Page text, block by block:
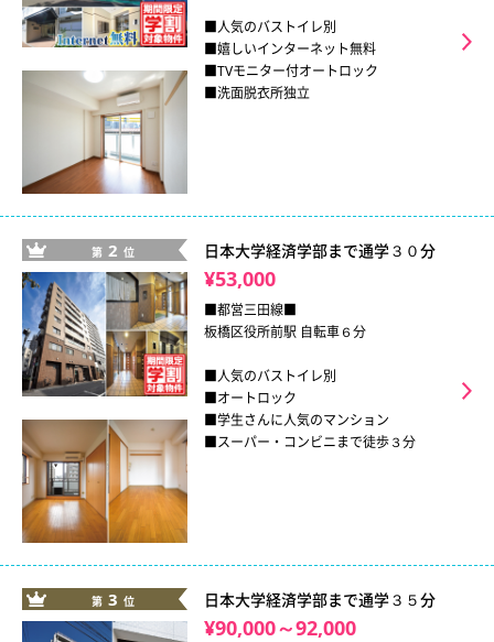
■人気のバストイレ別
■嬉しいインターネット無料
■TVモニター付オートロック
■洗面脱衣所独立
第 2 位 日本大学経済学部まで通学３０分
¥53,000
■都営三田線■
板橋区役所前駅 自転車６分
■人気のバストイレ別
■オートロック
■学生さんに人気のマンション
■スーパー・コンビニまで徒歩３分
第 3 位 日本大学経済学部まで通学３５分
¥90,000～92,000